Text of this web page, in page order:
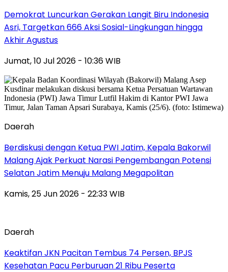
Demokrat Luncurkan Gerakan Langit Biru Indonesia
Asri, Targetkan 666 Aksi Sosial-Lingkungan hingga
Akhir Agustus
Jumat, 10 Jul 2026 - 10:36 WIB
Daerah
Berdiskusi dengan Ketua PWI Jatim, Kepala Bakorwil
Malang Ajak Perkuat Narasi Pengembangan Potensi
Selatan Jatim Menuju Malang Megapolitan
Kamis, 25 Jun 2026 - 22:33 WIB
Daerah
Keaktifan JKN Pacitan Tembus 74 Persen, BPJS
Kesehatan Pacu Perburuan 21 Ribu Peserta